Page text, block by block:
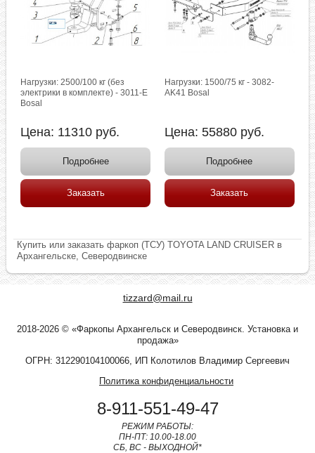
Нагрузки: 2500/100 кг (без
электрики в комплекте) - 3011-E
Bosal
Цена: 11310 руб.
Подробнее
Заказать
Нагрузки: 1500/75 кг - 3082-
AK41 Bosal
Цена: 55880 руб.
Подробнее
Заказать
Купить или заказать фаркоп (ТСУ) TOYOTA LAND CRUISER в
Архангельске, Северодвинске
tizzard@mail.ru
2018-2026 © «Фаркопы Архангельск и Северодвинск. Установка и
продажа»
ОГРН: 312290104100066, ИП Колотилов Владимир Сергеевич
Политика конфиденциальности
8-911-551-49-47
РЕЖИМ РАБОТЫ:
ПН-ПТ: 10.00-18.00
СБ, ВС - ВЫХОДНОЙ*